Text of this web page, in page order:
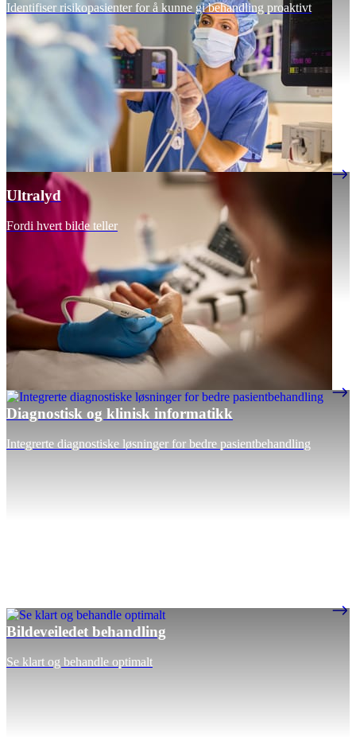
Identifiser risikopasienter for å kunne gi behandling proaktivt
Ultralyd
Fordi hvert bilde teller
Diagnostisk og klinisk informatikk
Integrerte diagnostiske løsninger for bedre pasientbehandling
Bildeveiledet behandling
Se klart og behandle optimalt